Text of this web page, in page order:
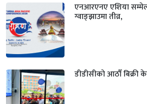
एनआरएनए एशिया
ग्वाङ्झाउमा तीव्र,
डीडीसीको आठौँ बिक्री